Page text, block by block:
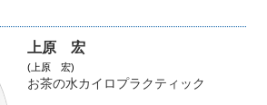
上原 宏
(上原 宏)
お茶の水カイロプラクティック